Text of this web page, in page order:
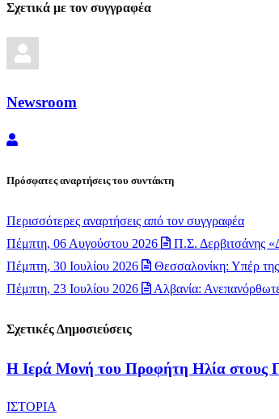
Σχετικά με τον συγγραφέα
Newsroom
Newsroom
Πρόσφατες αναρτήσεις του συντάκτη
Περισσότερες αναρτήσεις από τον συγγραφέα
Πέμπτη, 06 Αυγούστου 2026
Π.Σ. Δερβιτσάνης
Πέμπτη, 30 Ιουλίου 2026
Θεσσαλονίκη: Υπέρ
Πέμπτη, 23 Ιουλίου 2026
Αλβανία:
Σχετικές Δημοσιεύσεις
​Η Ιερά Μονή του Προφήτη Ηλία στους
ΙΣΤΟΡΙΑ